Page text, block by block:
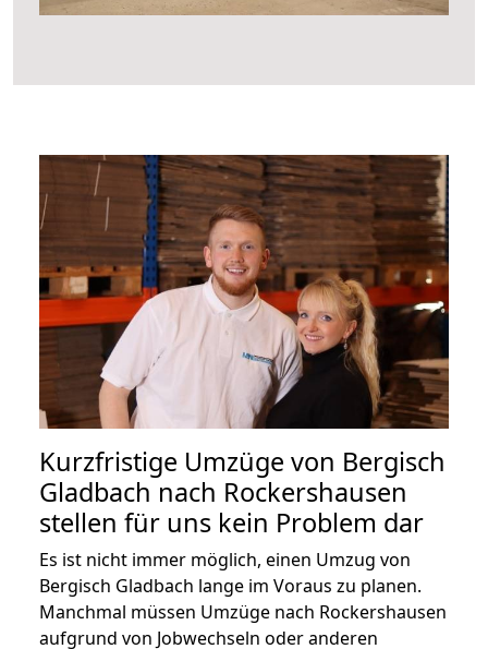
Kurzfristige Umzüge von Bergisch
Gladbach nach Rockershausen
stellen für uns kein Problem dar
Es ist nicht immer möglich, einen Umzug von
Bergisch Gladbach lange im Voraus zu planen.
Manchmal müssen Umzüge nach Rockershausen
aufgrund von Jobwechseln oder anderen